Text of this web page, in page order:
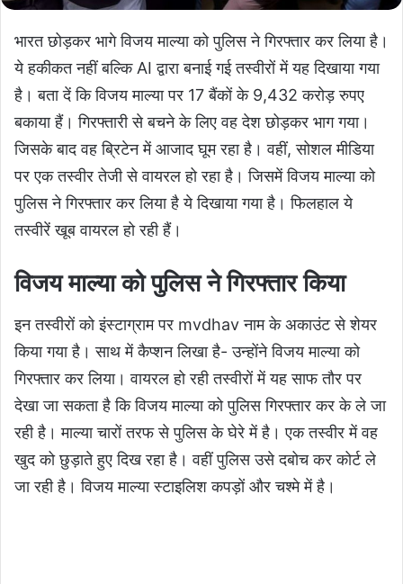
भारत छोड़कर भागे विजय माल्या को पुलिस ने गिरफ्तार कर लिया है।
ये हकीकत नहीं बल्कि AI द्वारा बनाई गई तस्वीरों में यह दिखाया गया
है। बता दें कि विजय माल्या पर 17 बैंकों के 9,432 करोड़ रुपए
बकाया हैं। गिरफ्तारी से बचने के लिए वह देश छोड़कर भाग गया।
जिसके बाद वह ब्रिटेन में आजाद घूम रहा है। वहीं, सोशल मीडिया
पर एक तस्वीर तेजी से वायरल हो रहा है। जिसमें विजय माल्या को
पुलिस ने गिरफ्तार कर लिया है ये दिखाया गया है। फिलहाल ये
तस्वीरें खूब वायरल हो रही हैं।
विजय माल्या को पुलिस ने गिरफ्तार किया
इन तस्वीरों को इंस्टाग्राम पर mvdhav नाम के अकाउंट से शेयर
किया गया है। साथ में कैप्शन लिखा है- उन्होंने विजय माल्या को
गिरफ्तार कर लिया। वायरल हो रही तस्वीरों में यह साफ तौर पर
देखा जा सकता है कि विजय माल्या को पुलिस गिरफ्तार कर के ले जा
रही है। माल्या चारों तरफ से पुलिस के घेरे में है। एक तस्वीर में वह
खुद को छुड़ाते हुए दिख रहा है। वहीं पुलिस उसे दबोच कर कोर्ट ले
जा रही है। विजय माल्या स्टाइलिश कपड़ों और चश्मे में है।